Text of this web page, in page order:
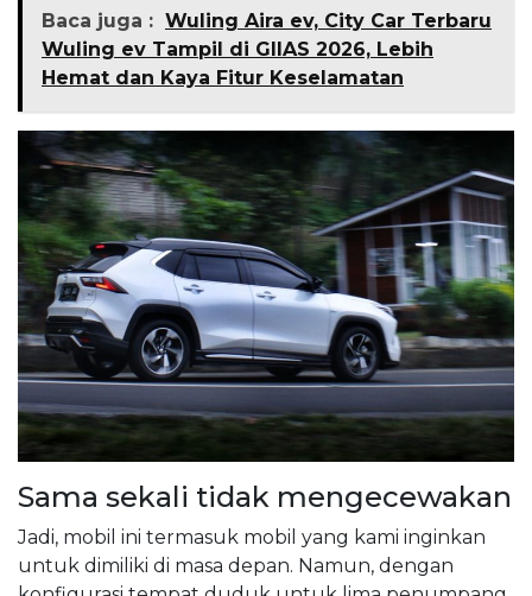
Baca juga : Wuling Aira ev, City Car Terbaru
Wuling ev Tampil di GIIAS 2026, Lebih
Hemat dan Kaya Fitur Keselamatan
Sama sekali tidak mengecewakan
Jadi, mobil ini termasuk mobil yang kami inginkan
untuk dimiliki di masa depan. Namun, dengan